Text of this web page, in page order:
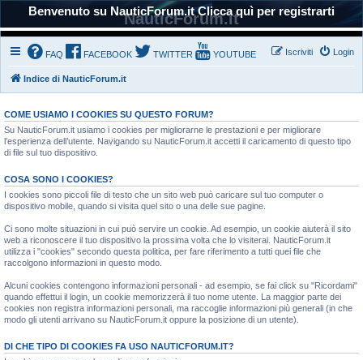
Benvenuto su NauticForum.it Clicca quì per registrarti
NauticForum.it
FAQ FACEBOOK TWITTER YOUTUBE Login
Iscriviti
Indice di NauticForum.it
COME USIAMO I COOKIES SU QUESTO FORUM?
Su NauticForum.it usiamo i cookies per migliorarne le prestazioni e per migliorare
l’esperienza dell’utente. Navigando su NauticForum.it accetti il caricamento di questo tipo
di file sul tuo dispositivo.
COSA SONO I COOKIES?
I cookies sono piccoli file di testo che un sito web può caricare sul tuo computer o
dispositivo mobile, quando si visita quel sito o una delle sue pagine.
Ci sono molte situazioni in cui può servire un cookie. Ad esempio, un cookie aiuterà il sito
web a riconoscere il tuo dispositivo la prossima volta che lo visiterai. NauticForum.it
utilizza i "cookies" secondo questa politica, per fare riferimento a tutti quei file che
raccolgono informazioni in questo modo.
Alcuni cookies contengono informazioni personali - ad esempio, se fai click su "Ricordami"
quando effettui il login, un cookie memorizzerà il tuo nome utente. La maggior parte dei
cookies non registra informazioni personali, ma raccoglie informazioni più generali (in che
modo gli utenti arrivano su NauticForum.it oppure la posizione di un utente).
DI CHE TIPO DI COOKIES FA USO NAUTICFORUM.IT?